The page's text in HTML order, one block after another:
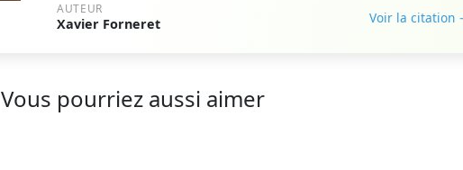
AUTEUR
Xavier Forneret Voir la citation
Vous pourriez aussi aimer